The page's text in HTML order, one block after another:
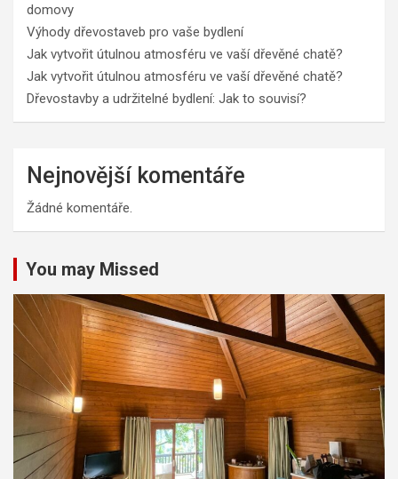
domovy
Výhody dřevostaveb pro vaše bydlení
Jak vytvořit útulnou atmosféru ve vaší dřevěné chatě?
Jak vytvořit útulnou atmosféru ve vaší dřevěné chatě?
Dřevostavby a udržitelné bydlení: Jak to souvisí?
Nejnovější komentáře
Žádné komentáře.
You may Missed